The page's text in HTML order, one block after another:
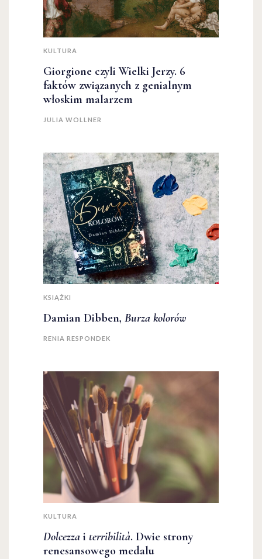
KULTURA
Giorgione czyli Wielki Jerzy. 6
faktów związanych z genialnym
włoskim malarzem
JULIA WOLLNER
KSIĄŻKI
Damian Dibben, Burza kolorów
RENIA RESPONDEK
KULTURA
Dolcezza i terribilità. Dwie strony
renesansowego medalu